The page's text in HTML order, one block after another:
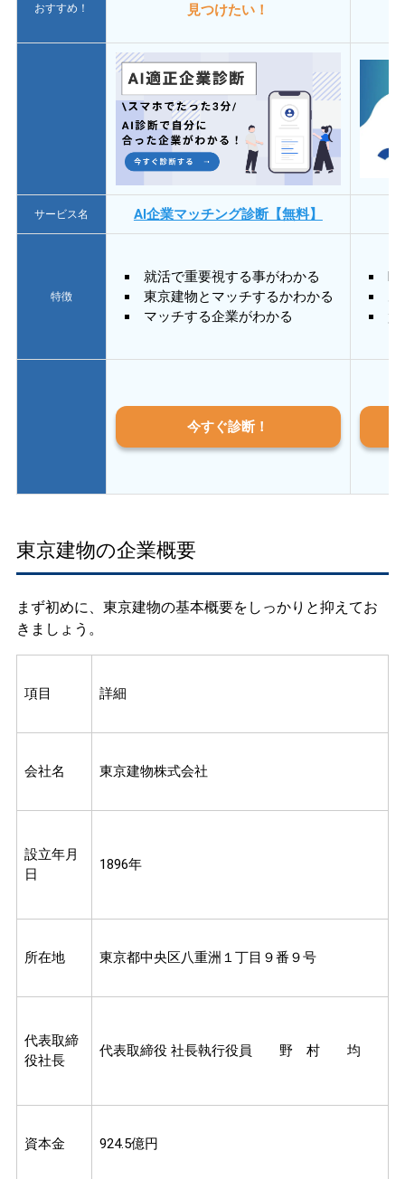
おすすめ！
見つけたい！
サービス名 AI企業マッチング診断【無料】
特徴
就活で重要視する事がわかる
東京建物とマッチするかわかる
マッチする企業がわかる
質
今すぐ診断！
東京建物の企業概要
まず初めに、東京建物の基本概要をしっかりと抑えてお
きましょう。
項目 詳細
会社名 東京建物株式会社
設立年月
日
1896年
所在地 東京都中央区八重洲１丁目９番９号
代表取締
役社長
代表取締役 社長執行役員 野 村 均
資本金 924.5億円